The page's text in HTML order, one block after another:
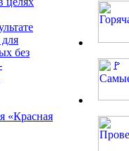
без
«Красная